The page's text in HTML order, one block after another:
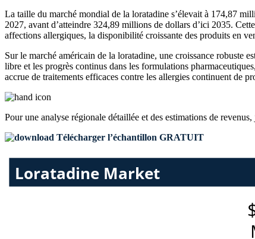
La taille du marché mondial de la loratadine s’élevait à 174,87
2027, avant d’atteindre 324,89 millions de dollars d’ici 2035.
affections allergiques, la disponibilité croissante des produits en
Sur le marché américain de la loratadine, une croissance robuste
libre et les progrès continus dans les formulations
accrue de traitements efficaces contre les allergies continuent de
Pour une analyse régionale détaillée et des estimations de revenus,
Télécharger l’échantillon GRATUIT